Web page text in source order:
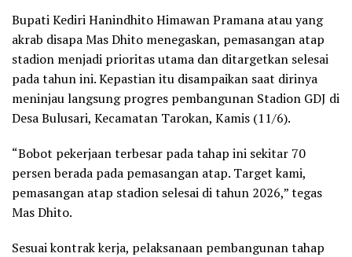
Bupati Kediri Hanindhito Himawan Pramana atau yang
akrab disapa Mas Dhito menegaskan, pemasangan atap
stadion menjadi prioritas utama dan ditargetkan selesai
pada tahun ini. Kepastian itu disampaikan saat dirinya
meninjau langsung progres pembangunan Stadion GDJ di
Desa Bulusari, Kecamatan Tarokan, Kamis (11/6).
“Bobot pekerjaan terbesar pada tahap ini sekitar 70
persen berada pada pemasangan atap. Target kami,
pemasangan atap stadion selesai di tahun 2026,” tegas
Mas Dhito.
Sesuai kontrak kerja, pelaksanaan pembangunan tahap